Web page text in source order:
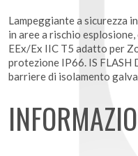
Lampeggiante a sicurezza
in aree a rischio
EEx/Ex IIC T5 adatto per
protezione IP66. IS FLASH
barriere di isolamento